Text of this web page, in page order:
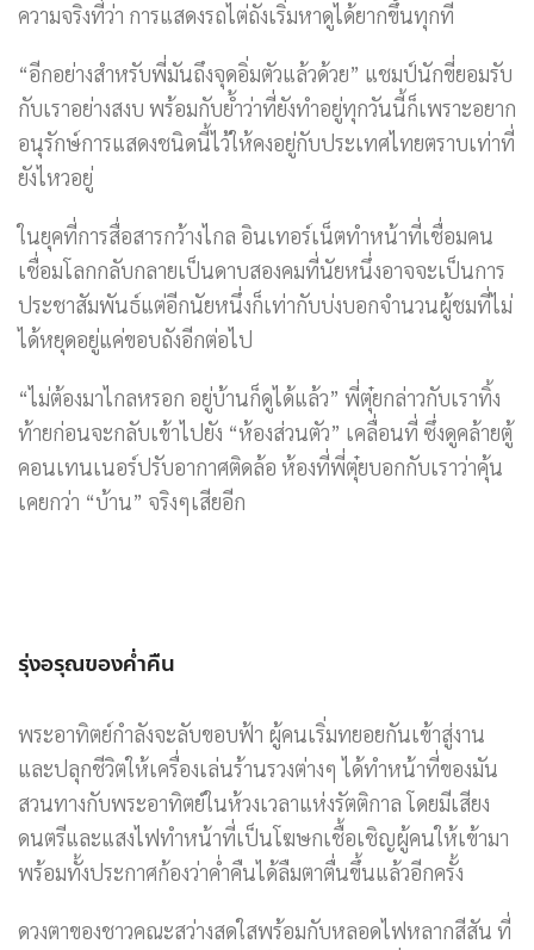
ความจริงที่ว่า การแสดงรถไต่ถังเริ่มหาดูได้ยากขึ้นทุกที
“อีกอย่างสำหรับพี่มันถึงจุดอิ่มตัวแล้วด้วย” แชมป์นักขี่ยอมรับ
กับเราอย่างสงบ พร้อมกับย้ำว่าที่ยังทำอยู่ทุกวันนี้ก็เพราะอยาก
อนุรักษ์การแสดงชนิดนี้ไว้ให้คงอยู่กับประเทศไทยตราบเท่าที่
ยังไหวอยู่
ในยุคที่การสื่อสารกว้างไกล อินเทอร์เน็ตทำหน้าที่เชื่อมคน
เชื่อมโลกกลับกลายเป็นดาบสองคมที่นัยหนึ่งอาจจะเป็นการ
ประชาสัมพันธ์แต่อีกนัยหนึ่งก็เท่ากับบ่งบอกจำนวนผู้ชมที่ไม่
ได้หยุดอยู่แค่ขอบถังอีกต่อไป
“ไม่ต้องมาไกลหรอก อยู่บ้านก็ดูได้แล้ว” พี่ตุ๋ยกล่าวกับเราทิ้ง
ท้ายก่อนจะกลับเข้าไปยัง “ห้องส่วนตัว” เคลื่อนที่ ซึ่งดูคล้ายตู้
คอนเทนเนอร์ปรับอากาศติดล้อ ห้องที่พี่ตุ๋ยบอกกับเราว่าคุ้น
เคยกว่า “บ้าน” จริงๆเสียอีก
รุ่งอรุณของค่ำคืน
พระอาทิตย์กำลังจะลับขอบฟ้า ผู้คนเริ่มทยอยกันเข้าสู่งาน
และปลุกชีวิตให้เครื่องเล่นร้านรวงต่างๆ ได้ทำหน้าที่ของมัน
สวนทางกับพระอาทิตย์ในห้วงเวลาแห่งรัตติกาล โดยมีเสียง
ดนตรีและแสงไฟทำหน้าที่เป็นโฆษกเชื้อเชิญผู้คนให้เข้ามา
พร้อมทั้งประกาศก้องว่าค่ำคืนได้ลืมตาตื่นขึ้นแล้วอีกครั้ง
ดวงตาของชาวคณะสว่างสดใสพร้อมกับหลอดไฟหลากสีสัน ที่